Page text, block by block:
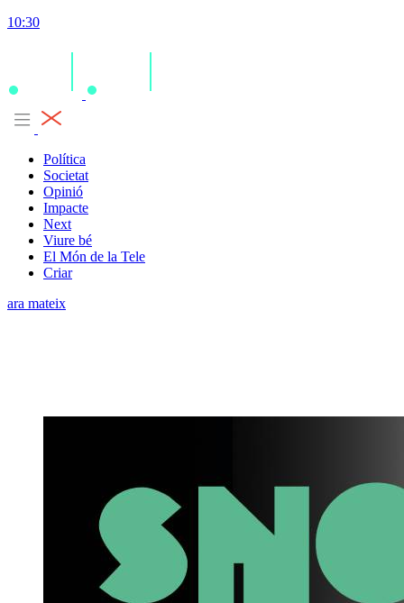
10:30
Política
Societat
Opinió
Impacte
Next
Viure bé
El Món de la Tele
Criar
ara mateix